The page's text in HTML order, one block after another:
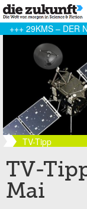
+++ 29KMS – DER
TV-Tipp
TV-
Mai